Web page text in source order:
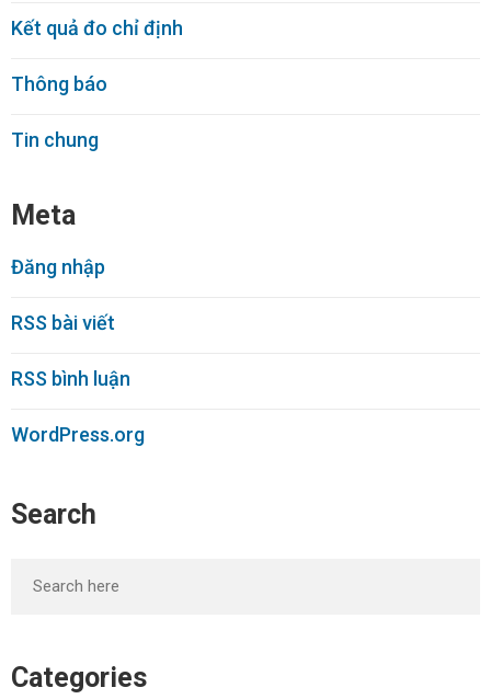
Kết quả đo chỉ định
Thông báo
Tin chung
Meta
Đăng nhập
RSS bài viết
RSS bình luận
WordPress.org
Search
Categories